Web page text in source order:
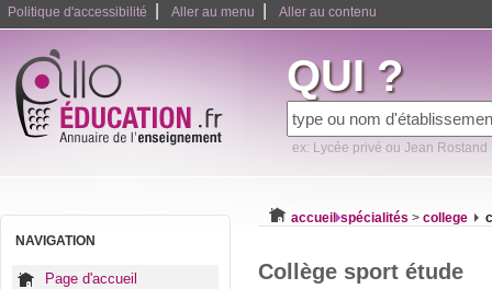
Politique d'accessibilité Aller au menu Aller au contenu
QUI ?
ex: Lycée privé ou Jean Rostand
NAVIGATION
Page d'accueil
accueil spécialités > college
Collège sport étude